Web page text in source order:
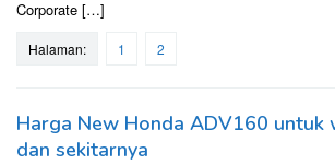
Corporate […]
Halaman: 1 2
Harga New Honda ADV160 untuk
dan sekitarnya